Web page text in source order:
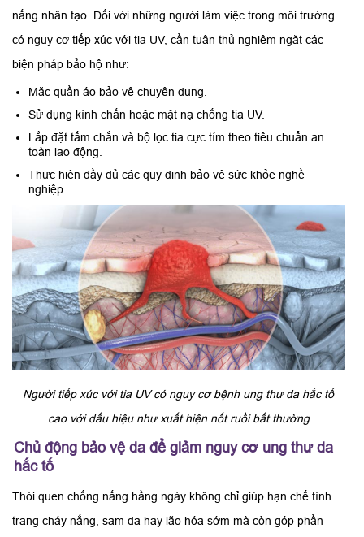
nắng nhân tạo. Đối với những người làm việc trong môi trường
có nguy cơ tiếp xúc với tia UV, cần tuân thủ nghiêm ngặt các
biện pháp bảo hộ như:
Mặc quần áo bảo vệ chuyên dụng.
Sử dụng kính chắn hoặc mặt nạ chống tia UV.
Lắp đặt tấm chắn và bộ lọc tia cực tím theo tiêu chuẩn an
toàn lao động.
Thực hiện đầy đủ các quy định bảo vệ sức khỏe nghề
nghiệp.
Người tiếp xúc với tia UV có nguy cơ bệnh ung thư da hắc tố
cao với dấu hiệu như xuất hiện nốt ruồi bất thường
Chủ động bảo vệ da để giảm nguy cơ ung thư da
hắc tố
Thói quen chống nắng hằng ngày không chỉ giúp hạn chế tình
trạng cháy nắng, sạm da hay lão hóa sớm mà còn góp phần